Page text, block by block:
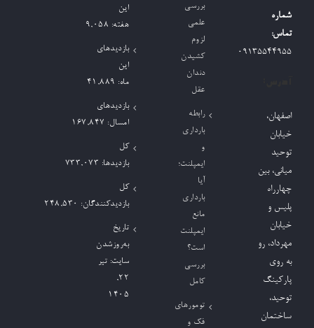
شماره
تماس:
09135544955
اصفهان،
خیابان
توحید
میانی، بین
چهارراه
پلیس و
خیابان
مهرداد، رو
به روی
پارکینگ
توحید،
ساختمان
بررسی
علمی
لزوم
کشیدن
دندان
عقل
رابطه
بارداری
و
ایمپلنت؛
آیا
بارداری
مانع
ایمپلنت
است؟
بررسی
کامل
تومورهای
فک و
این
هفته: 9,058
بازدیدهای
این
ماه: 41,889
بازدیدهای
امسال: 167,847
کل
بازدیدها: 733,073
کل
بازدیدکنند‌گان: 248,530
تاریخ
به‌روزشدن
سایت: تیر
۲۲,
۱۴۰۵